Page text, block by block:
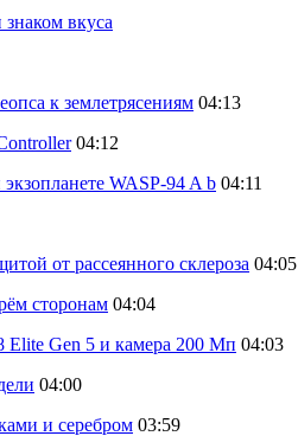
вкуса
к землетрясениям 04:13
04:12
WASP-94 A b 04:11
от рассеянного склероза 04:05
сторонам 04:04
Elite Gen 5 и камера 200 Мп 04:03
04:00
и серебром 03:59